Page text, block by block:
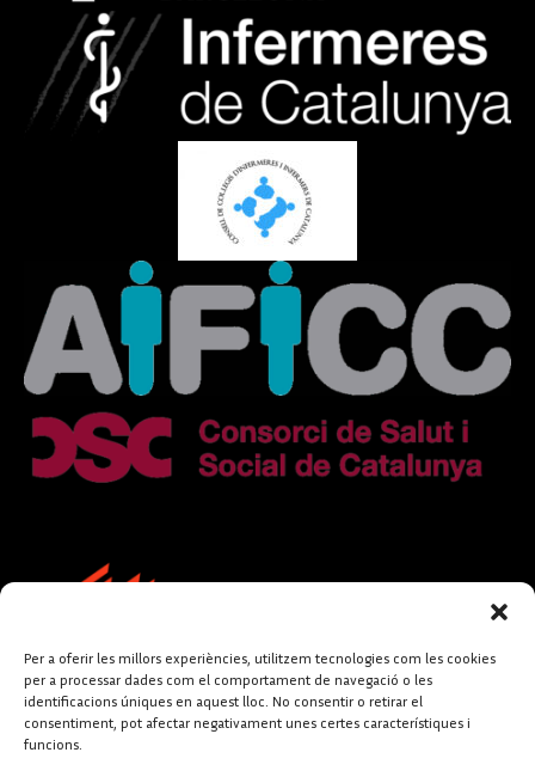
Per a oferir les millors experiències, utilitzem tecnologies com les cookies
per a processar dades com el comportament de navegació o les
identificacions úniques en aquest lloc. No consentir o retirar el
consentiment, pot afectar negativament unes certes característiques i
funcions.